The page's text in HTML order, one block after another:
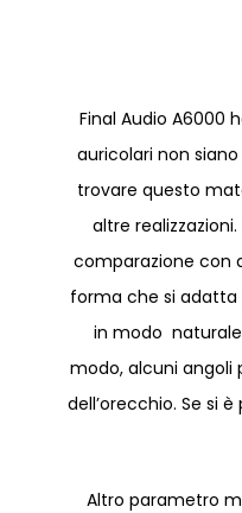
Final Audio A6000
auricolari non
trovare questo
altre
comparazione con
forma che si
in modo naturale
modo, alcuni angoli
dell’orecchio. Se si
Altro parametro